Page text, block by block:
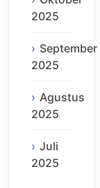
2025
September
2025
Agustus
2025
Juli
2025